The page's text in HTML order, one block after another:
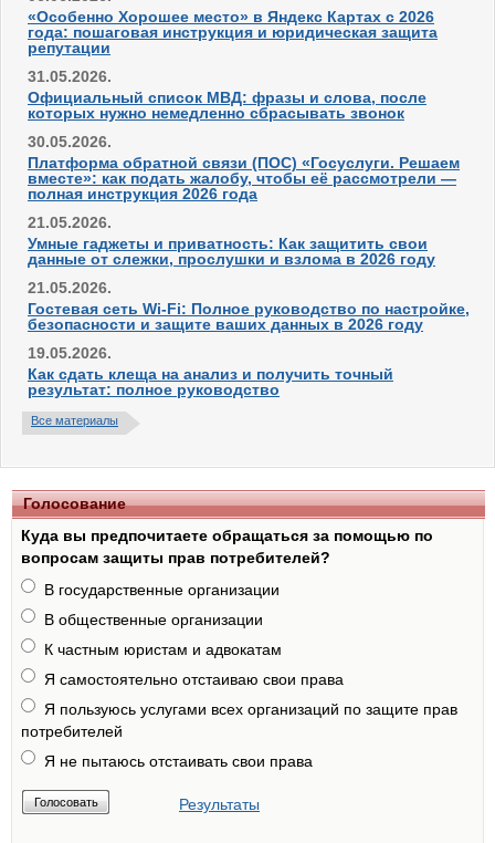
«Особенно Хорошее место» в Яндекс Картах с 2026
года: пошаговая инструкция и юридическая защита
репутации
31.05.2026.
Официальный список МВД: фразы и слова, после
которых нужно немедленно сбрасывать звонок
30.05.2026.
Платформа обратной связи (ПОС) «Госуслуги. Решаем
вместе»: как подать жалобу, чтобы её рассмотрели —
полная инструкция 2026 года
21.05.2026.
Умные гаджеты и приватность: Как защитить свои
данные от слежки, прослушки и взлома в 2026 году
21.05.2026.
Гостевая сеть Wi-Fi: Полное руководство по настройке,
безопасности и защите ваших данных в 2026 году
19.05.2026.
Как сдать клеща на анализ и получить точный
результат: полное руководство
Все материалы
Голосование
Куда вы предпочитаете обращаться за помощью по
вопросам защиты прав потребителей?
В государственные организации
В общественные организации
К частным юристам и адвокатам
Я самостоятельно отстаиваю свои права
Я пользуюсь услугами всех организаций по защите прав
потребителей
Я не пытаюсь отстаивать свои права
Результаты